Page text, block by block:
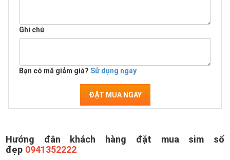
Ghi chú
Bạn có mã giảm giá? Sử dụng ngay
ĐẶT MUA NGAY
Hướng đẫn khách hàng đặt mua sim số
đẹp 0941352222